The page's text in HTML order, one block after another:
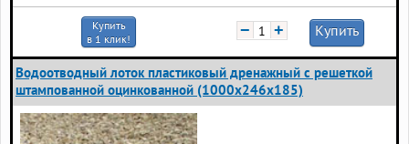
Купить
в 1 клик!
− + Купить
Водоотводный лоток пластиковый дренажный с решеткой
штампованной оцинкованной (1000x246x185)